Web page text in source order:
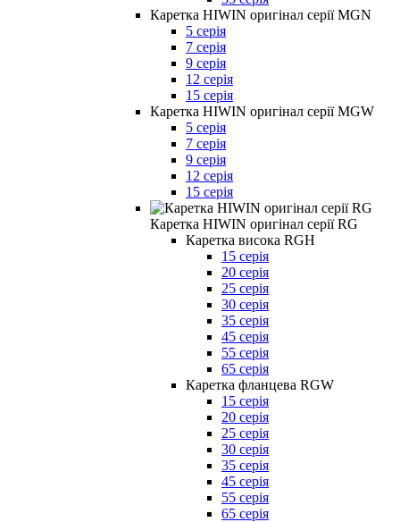
Каретка HIWIN оригінал серії MGN
5 серія
7 серія
9 серія
12 серія
15 серія
Каретка HIWIN оригінал серії MGW
5 серія
7 серія
9 серія
12 серія
15 серія
Каретка HIWIN оригінал серії RG
Каретка висока RGH
15 серія
20 серія
25 серія
30 серія
35 серія
45 серія
55 серія
65 серія
Каретка фланцева RGW
15 серія
20 серія
25 серія
30 серія
35 серія
45 серія
55 серія
65 серія